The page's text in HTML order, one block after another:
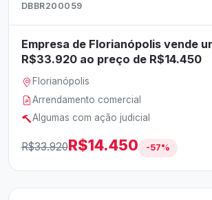
DBBR200059
Empresa de Florianópolis vende
R$33.920 ao preço de R$14.450
Florianópolis
Arrendamento comercial
Algumas com ação judicial
R$33.920R$14.450 -57%